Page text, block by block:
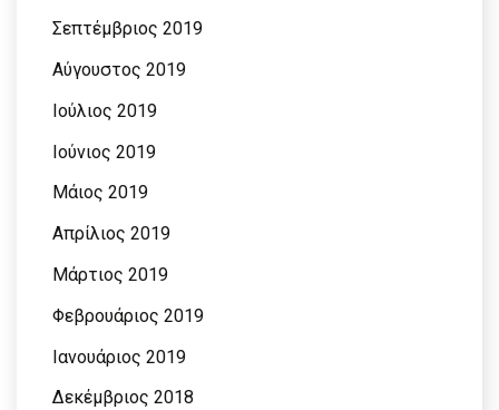
Σεπτέμβριος 2019
Αύγουστος 2019
Ιούλιος 2019
Ιούνιος 2019
Μάιος 2019
Απρίλιος 2019
Μάρτιος 2019
Φεβρουάριος 2019
Ιανουάριος 2019
Δεκέμβριος 2018